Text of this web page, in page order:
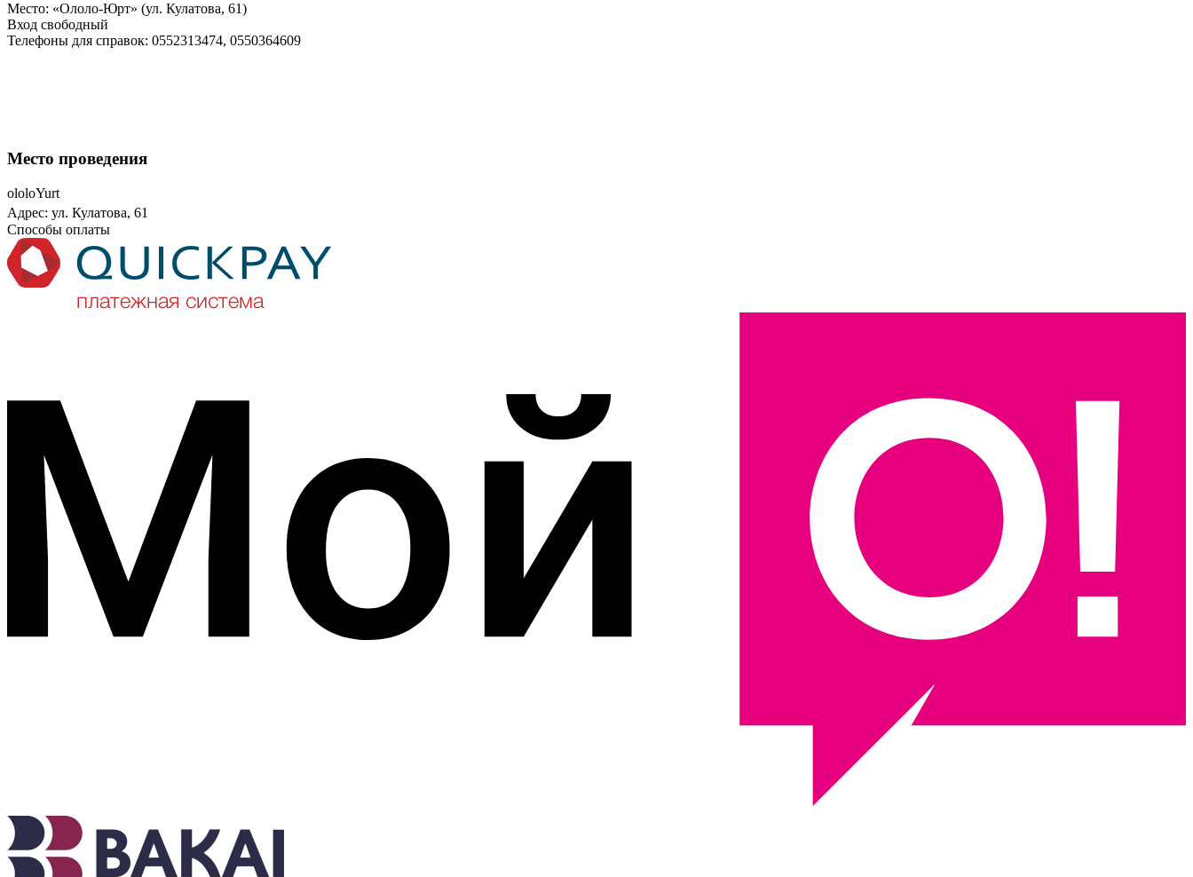
Место: «Ололо-Юрт» (ул. Кулатова, 61)
Вход свободный
Телефоны для справок: 0552313474, 0550364609
Место проведения
ololoYurt
Адрес: ул. Кулатова, 61
Способы оплаты